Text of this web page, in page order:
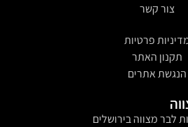
צור קשר
פרטיות
תקנון האתר
הנגשת אתרים
לבר מצווה בירושלים